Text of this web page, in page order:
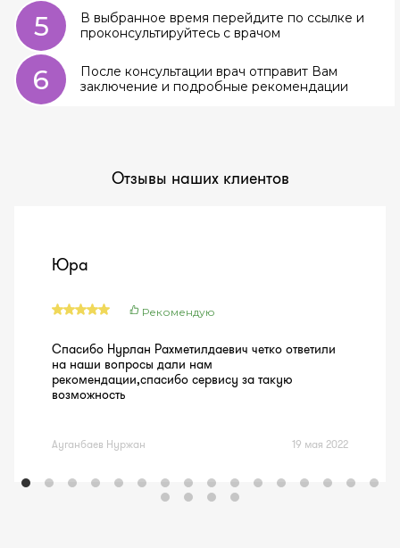
5
В выбранное время перейдите по ссылке и
проконсультируйтесь с врачом
6
После консультации врач отправит Вам
заключение и подробные рекомендации
Отзывы наших клиентов
Юра
Рекомендую
Спасибо Нурлан Рахметилдаевич четко ответили
на наши вопросы дали нам
рекомендации,спасибо сервису за такую
возможность
Ауганбаев Нуржан 19 мая 2022